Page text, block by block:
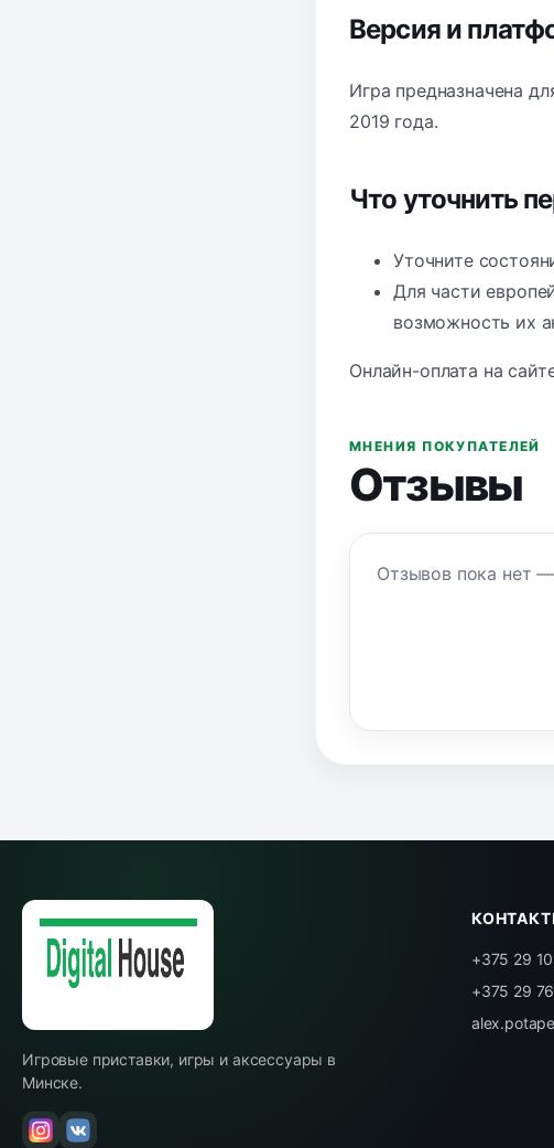
Версия и
Игра предназначена
2019 года.
Что уточнить
Уточните
Для части
возможность их
Онлайн-оплата на
МНЕНИЯ ПОКУПАТЕЛЕЙ
Отзывы
Отзывов пока нет
Игровые приставки, игры и аксессуары в
Минске.
+375 29
+375 29